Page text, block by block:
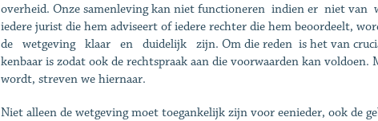
overheid. Onze samenleving kan niet functioneren indien er niet van
iedere jurist die hem adviseert of iedere rechter die hem beoordeelt,
de wetgeving klaar en duidelijk zijn. Om die reden is het van
kenbaar is zodat ook de rechtspraak aan die voorwaarden kan voldoen.
wordt, streven we hiernaar.
Niet alleen de wetgeving moet toegankelijk zijn voor eenieder, ook de